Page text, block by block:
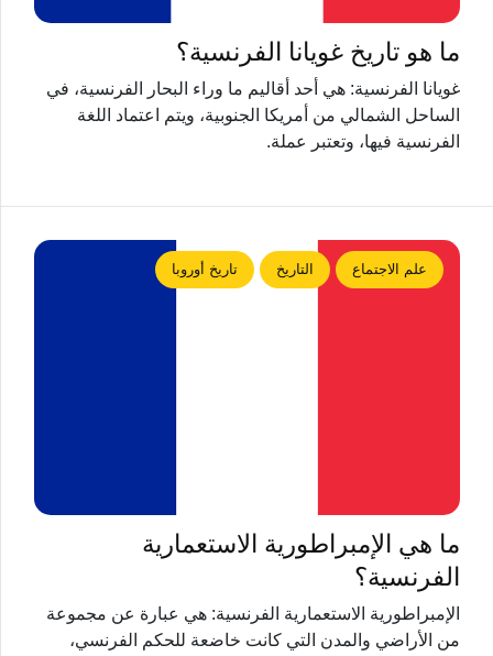
ما هو تاريخ غويانا الفرنسية؟
غويانا الفرنسية: هي أحد أقاليم ما وراء البحار الفرنسية، في
الساحل الشمالي من أمريكا الجنوبية، ويتم اعتماد اللغة
الفرنسية فيها، وتعتبر عملة.
علم الاجتماع التاريخ تاريخ أوروبا
ما هي الإمبراطورية الاستعمارية
الفرنسية؟
الإمبراطورية الاستعمارية الفرنسية: هي عبارة عن مجموعة
من الأراضي والمدن التي كانت خاضعة للحكم الفرنسي،